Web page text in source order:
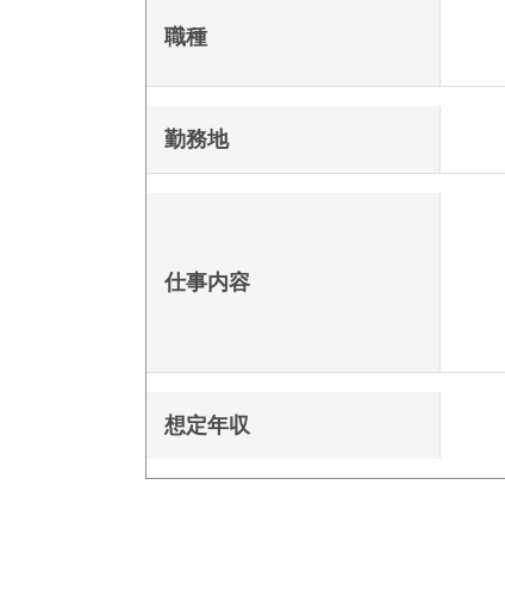
職種
勤務地
仕事内容
想定年収